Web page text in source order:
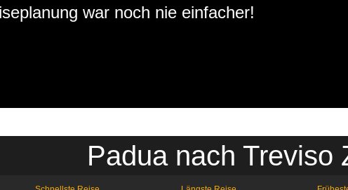
war noch nie einfacher!
Padua nach Treviso